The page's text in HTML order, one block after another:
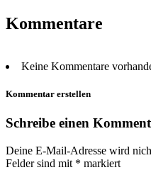
Kommentare
Keine Kommentare
Kommentar erstellen
Schreibe einen
Deine E-Mail-Adresse wird
Felder sind mit * markiert